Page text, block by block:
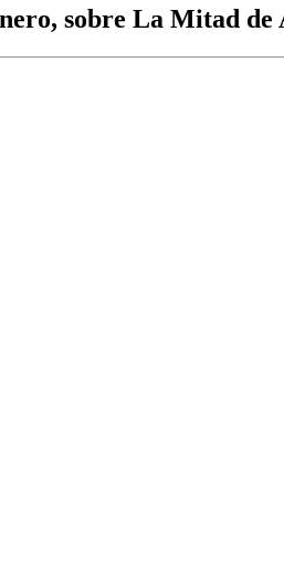
sobre La Mitad